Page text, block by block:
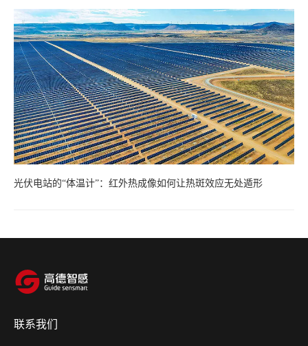
光伏电站的“体温计”：红外热成像如何让热斑效应无处遁形
联系我们